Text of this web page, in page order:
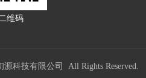
二维码
源科技有限公司 All Rights Reserved.